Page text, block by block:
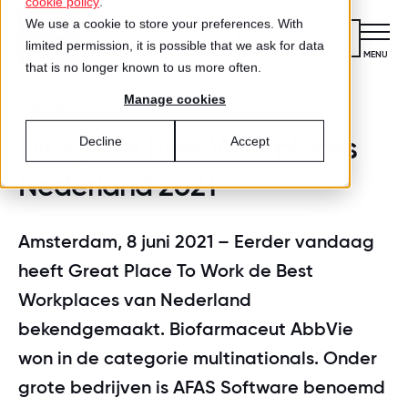
We use a cookie to store your preferences. With
limited permission, it is possible that we ask for data
that is no longer known to us more often.
Manage cookies
Accept
Decline
Kennismaken
MENU
CLOSE
VOOR ORGANISATIES
Wat is certificering?
VOOR MEDEWERKERS
Gecertificeerde organisaties
TEST
Is jouw organisatie een great place
to work?
Diensten
Certificering
Best Workplaces
Culture Coaching
ZO WERKT HET
Hoe werkt het?
Aanmelden
LIJSTEN
Best Workplaces™ Nederland
Inspiratie
Blog
Over ons
Ons verhaal
Best Workplaces
Dit zijn de Best Workplaces
Nederland 2021
Amsterdam, 8 juni 2021 – Eerder vandaag
heeft Great Place To Work de Best
Workplaces van Nederland
bekendgemaakt. Biofarmaceut AbbVie
won in de categorie multinationals. Onder
grote bedrijven is AFAS Software benoemd